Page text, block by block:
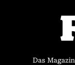
Das